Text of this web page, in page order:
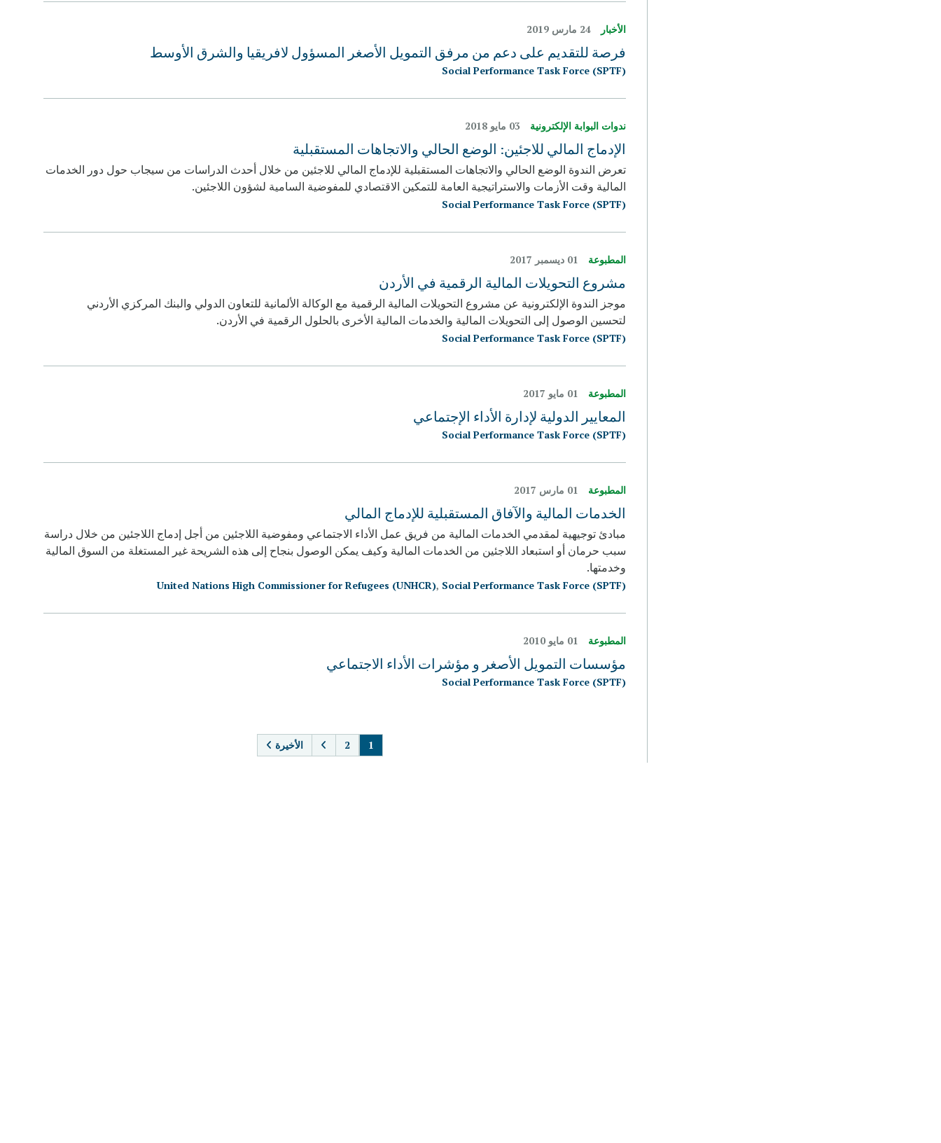
الأخبار 24 مارس 2019
فرصة للتقديم على دعم من مرفق التمويل الأصغر المسؤول لافريقيا والشرق الأوسط
Social Performance Task Force (SPTF)
ندوات البوابة الإلكترونية 03 مايو 2018
الإدماج المالي للاجئين: الوضع الحالي والاتجاهات المستقبلية
تعرض الندوة الوضع الحالي والاتجاهات المستقبلية للإدماج المالي للاجئين من خلال أحدث الدراسات من سيجاب حول دور الخدمات
المالية وقت الأزمات والاستراتيجية العامة للتمكين الاقتصادي للمفوضية السامية لشؤون اللاجئين.
Social Performance Task Force (SPTF)
المطبوعة 01 ديسمبر 2017
مشروع التحویلات المالیة الرقمیة في الأردن
موجز الندوة الإلكترونية عن مشروع التحویلات المالیة الرقمیة مع الوكالة الألمانیة للتعاون الدولي والبنك المركزي الأردني
لتحسين الوصول إلى التحویلات المالیة والخدمات المالیة الأخرى بالحلول الرقمیة في الأردن.
Social Performance Task Force (SPTF)
المطبوعة 01 مايو 2017
المعايير الدولية لإدارة الأداء الإجتماعي
Social Performance Task Force (SPTF)
المطبوعة 01 مارس 2017
الخدمات المالية والآفاق المستقبلية للإدماج المالي
مبادئ توجيهية لمقدمي الخدمات المالية من فريق عمل الأداء الاجتماعي ومفوضية اللاجئين من أجل إدماج اللاجئين من خلال دراسة
سبب حرمان أو استبعاد اللاجئين من الخدمات المالية وكيف يمكن الوصول بنجاح إلى هذه الشريحة غير المستغلة من السوق المالية
وخدمتها.
United Nations High Commissioner for Refugees (UNHCR), Social Performance Task Force (SPTF)
المطبوعة 01 مايو 2010
مؤسسات التمويل الأصغر و مؤشرات الأداء الاجتماعي
Social Performance Task Force (SPTF)
1
2 الأخيرة